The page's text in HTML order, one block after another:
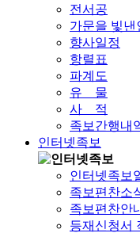
전서공
가문을 빛낸
향사일정
항렬표
파계도
유 물
사 적
족보간행내
인터넷족보
인터넷족보
족보편찬소
족보편찬안
등재신청서